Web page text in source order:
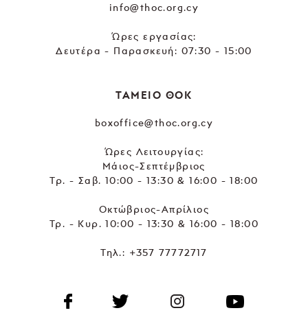
info@thoc.org.cy
Ώρες εργασίας:
Δευτέρα - Παρασκευή: 07:30 - 15:00
ΤΑΜΕΙΟ ΘΟΚ
boxoffice@thoc.org.cy
Ώρες Λειτουργίας:
Μάιος-Σεπτέμβριος
Τρ. - Σαβ. 10:00 - 13:30 & 16:00 - 18:00
Οκτώβριος-Απρίλιος
Τρ. - Κυρ. 10:00 - 13:30 & 16:00 - 18:00
Τηλ.: +357 77772717